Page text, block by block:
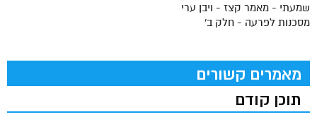
שמעתי - מאמר קצז - ויבן ערי
מסכנות לפרעה - חלק ב'
מאמרים קשורים
תוכן קודם